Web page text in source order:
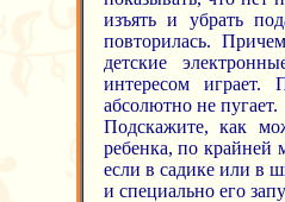
изъять и убрать
повторилась.
детские
интересом играет.
абсолютно не пугает.
Подскажите, как
ребенка, по крайней
если в садике или в
и специально его